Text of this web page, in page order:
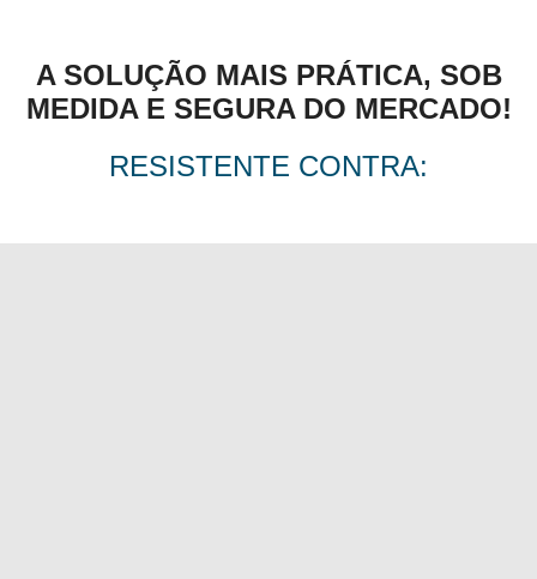
A SOLUÇÃO MAIS PRÁTICA, SOB
MEDIDA E SEGURA DO MERCADO!
RESISTENTE CONTRA: